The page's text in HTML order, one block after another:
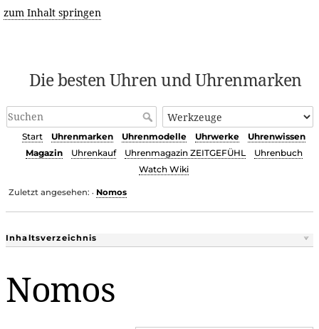
zum Inhalt springen
Die besten Uhren und Uhrenmarken
Start Uhrenmarken Uhrenmodelle Uhrwerke
Uhrenwissen
Magazin
Uhrenkauf Uhrenmagazin ZEITGEFÜHL
Uhrenbuch
Watch Wiki
Zuletzt angesehen: • Nomos
Inhaltsverzeichnis
Nomos